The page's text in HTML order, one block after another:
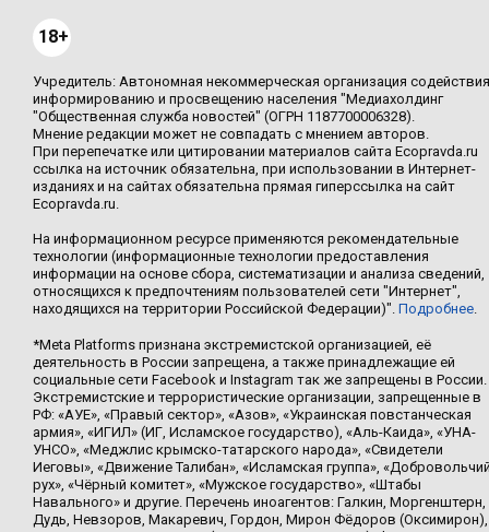
18+
Учредитель: Автономная некоммерческая организация содействия
информированию и просвещению населения "Медиахолдинг
"Общественная служба новостей" (ОГРН 1187700006328).
Мнение редакции может не совпадать с мнением авторов.
При перепечатке или цитировании материалов сайта Ecopravda.ru
ссылка на источник обязательна, при использовании в Интернет-
изданиях и на сайтах обязательна прямая гиперссылка на сайт
Ecopravda.ru.
На информационном ресурсе применяются рекомендательные
технологии (информационные технологии предоставления
информации на основе сбора, систематизации и анализа сведений,
относящихся к предпочтениям пользователей сети "Интернет",
находящихся на территории Российской Федерации)". Подробнее.
*Meta Platforms признана экстремистской организацией, её
деятельность в России запрещена, а также принадлежащие ей
социальные сети Facebook и Instagram так же запрещены в России.
Экстремистские и террористические организации, запрещенные в
РФ: «АУЕ», «Правый сектор», «Азов», «Украинская повстанческая
армия», «ИГИЛ» (ИГ, Исламское государство), «Аль-Каида», «УНА-
УНСО», «Меджлис крымско-татарского народа», «Свидетели
Иеговы», «Движение Талибан», «Исламская группа»,
рух», «Чёрный комитет», «Мужское государство», «Штабы
Навального» и другие. Перечень иноагентов: Галкин, Моргенштерн,
Дудь, Невзоров, Макаревич, Гордон, Мирон Фёдоров (Оксимирон),